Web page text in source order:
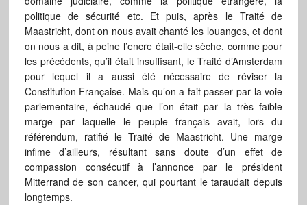
politique de sécurité etc. Et puis, après le Traité de
Maastricht, dont on nous avait chanté les louanges, et dont
on nous a dit, à peine l’encre était-elle sèche, comme pour
les précédents, qu’il était insuffisant, le Traité d’Amsterdam
pour lequel il a aussi été nécessaire de réviser la
Constitution Française. Mais qu’on a fait passer par la voie
parlementaire, échaudé que l’on était par la très faible
marge par laquelle le peuple français avait, lors du
référendum, ratifié le Traité de Maastricht. Une marge
infime d’ailleurs, résultant sans doute d’un effet de
compassion consécutif à l’annonce par le président
Mitterrand de son cancer, qui pourtant le taraudait depuis
longtemps.